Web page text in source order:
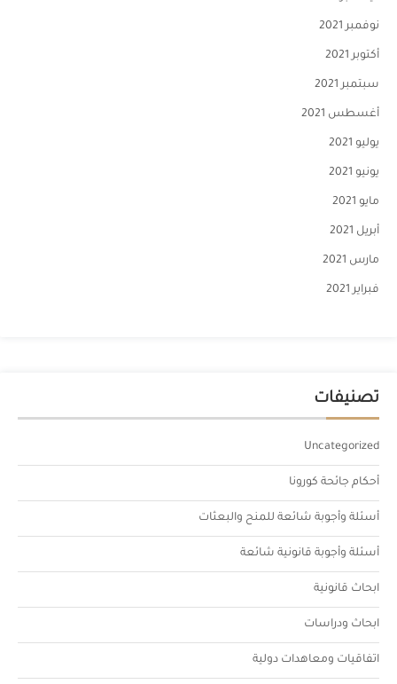
نوفمبر 2021
أكتوبر 2021
سبتمبر 2021
أغسطس 2021
يوليو 2021
يونيو 2021
مايو 2021
أبريل 2021
مارس 2021
فبراير 2021
تصنيفات
Uncategorized
أحكام جائحة كورونا
أسئلة وأجوبة شائعة للمنح والبعثات
أسئلة وأجوبة قانونية شائعة
ابحاث قانونية
ابحاث ودراسات
اتفاقيات ومعاهدات دولية